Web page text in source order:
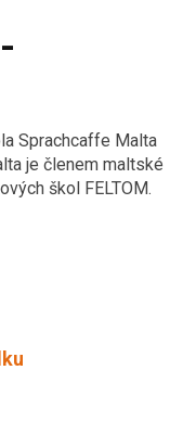
Sprachcaffe Malta
je členem maltské
škol FELTOM.